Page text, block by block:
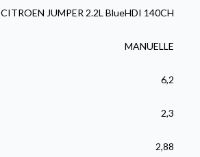
CITROEN JUMPER 2.2L BlueHDI 140CH
MANUELLE
6,2
2,3
2,88